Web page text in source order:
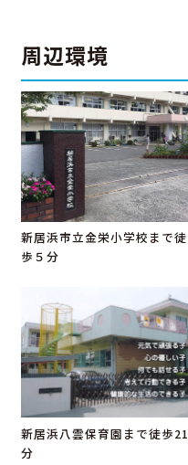
周辺環境
新居浜市立金栄小学校まで徒
歩５分
新居浜八雲保育園まで徒歩21
分